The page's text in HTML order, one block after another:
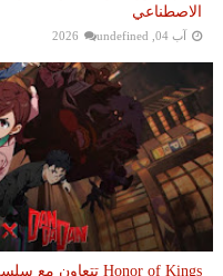
الاصطناعي
آب 04, 2026 undefined